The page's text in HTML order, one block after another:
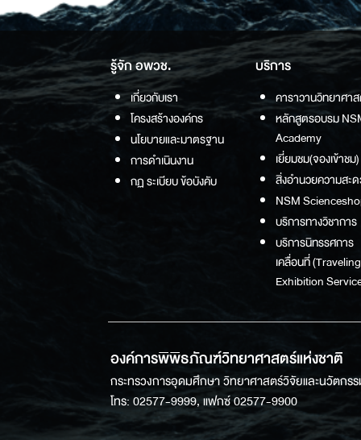
รู้จัก อพวช.
เกี่ยวกับเรา
โครงสร้างองค์กร
นโยบายและมาตรฐาน
การดำเนินงาน
กฏ ระเบียบ ข้อบังคับ
บริการ
คาราวานวิทยาศา
หลักสูตรอบรม
Academy
เยี่ยมชม(จองเข้าชม)
สิ่งอำนวยความสะ
NSM
บริการทางวิชาการ
บริการนิทรรศการ
เคลื่อนที่ (Traveling
Exhibition
องค์การพิพิธภัณฑ์วิทยาศาสตร์แห่งชาติ
กระทรวงการอุดมศึกษา วิทยาศาสตร์วิจัยและนวัตก
โทร: 02577-9999, แฟกซ์ 02577-9900